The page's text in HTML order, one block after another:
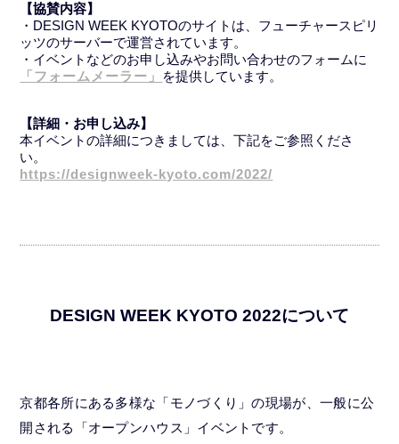
【協賛内容】
・DESIGN WEEK KYOTOのサイトは、フューチャースピリ
ッツのサーバーで運営されています。
・イベントなどのお申し込みやお問い合わせのフォームに
「フォームメーラー」 を提供しています。
【詳細・お申し込み】
本イベントの詳細につきましては、下記をご参照くださ
い。
https://designweek-kyoto.com/2022/
DESIGN WEEK KYOTO 2022について
京都各所にある多様な「モノづくり」の現場が、一般に公
開される「オープンハウス」イベントです。